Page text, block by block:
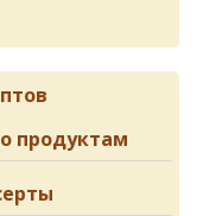
продуктам